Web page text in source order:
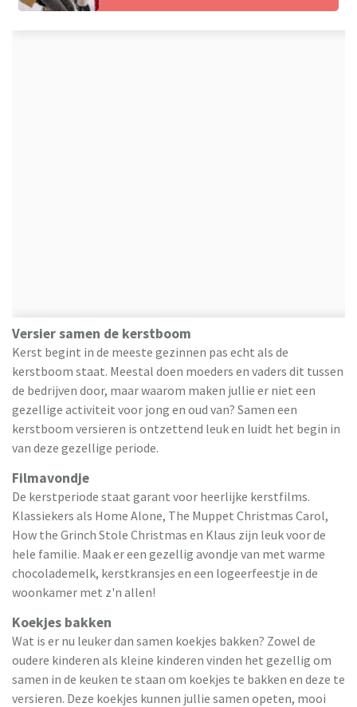
Versier samen de kerstboom
Kerst begint in de meeste gezinnen pas echt als de
kerstboom staat. Meestal doen moeders en vaders dit tussen
de bedrijven door, maar waarom maken jullie er niet een
gezellige activiteit voor jong en oud van? Samen een
kerstboom versieren is ontzettend leuk en luidt het begin in
van deze gezellige periode.
Filmavondje
De kerstperiode staat garant voor heerlijke kerstfilms.
Klassiekers als Home Alone, The Muppet Christmas Carol,
How the Grinch Stole Christmas en Klaus zijn leuk voor de
hele familie. Maak er een gezellig avondje van met warme
chocolademelk, kerstkransjes en een logeerfeestje in de
woonkamer met z'n allen!
Koekjes bakken
Wat is er nu leuker dan samen koekjes bakken? Zowel de
oudere kinderen als kleine kinderen vinden het gezellig om
samen in de keuken te staan om koekjes te bakken en deze te
versieren. Deze koekjes kunnen jullie samen opeten, mooi